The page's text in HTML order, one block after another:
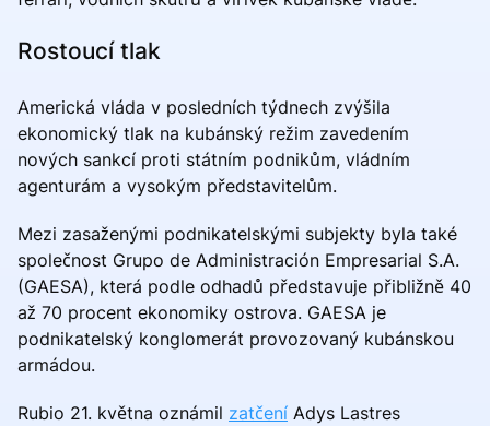
Rostoucí tlak
Americká vláda v posledních týdnech zvýšila
ekonomický tlak na kubánský režim zavedením
nových sankcí proti státním podnikům, vládním
agenturám a vysokým představitelům.
Mezi zasaženými podnikatelskými subjekty byla také
společnost Grupo de Administración Empresarial S.A.
(GAESA), která podle odhadů představuje přibližně 40
až 70 procent ekonomiky ostrova. GAESA je
podnikatelský konglomerát provozovaný kubánskou
armádou.
Rubio 21. května oznámil zatčení Adys Lastres